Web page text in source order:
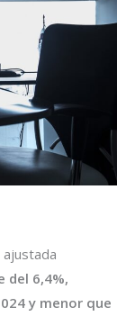
del 6,4%,
y menor que